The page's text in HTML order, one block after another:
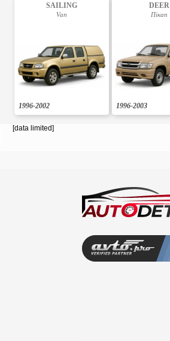
SAILING
Van
1996-2002
DEER
Пікап
1996-2003
[data limited]